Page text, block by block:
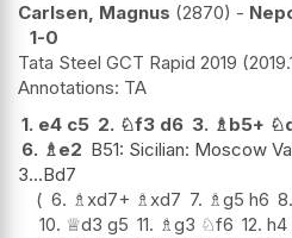
Carlsen, Magnus 2870 -
1-0
Tata Steel GCT Rapid 2019
TA
1. e4 c5 2. ♘f3 d6 3. ♗b5+ ♘
6. ♗e2 B51: Sicilian: Moscow
3...Bd7
6. ♗xd7+ ♗xd7 7. ♗g5 h6 8.
10. ♕d3 g5 11. ♗g3 ♘f6 12. h4